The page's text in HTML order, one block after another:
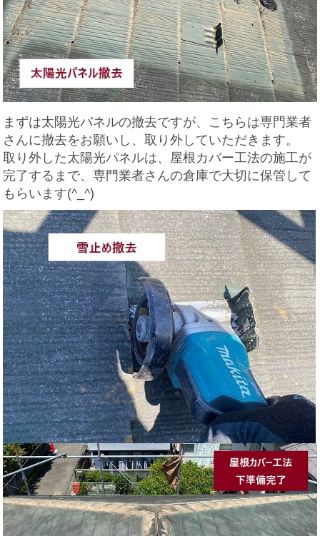
まずは太陽光パネルの撤去ですが、こちらは専門業者
さんに撤去をお願いし、取り外していただきます。
取り外した太陽光パネルは、屋根カバー工法の施工が
完了するまで、専門業者さんの倉庫で大切に保管して
もらいます(^_^)